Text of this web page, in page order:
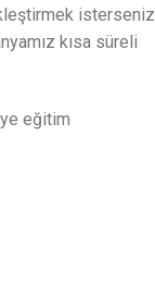
isterseniz
kısa süreli
eğitim